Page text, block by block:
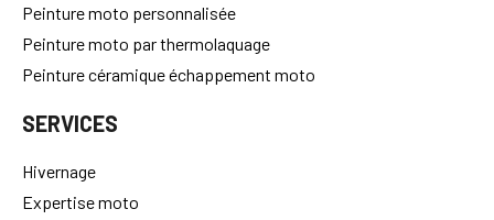
Peinture moto personnalisée
Peinture moto par thermolaquage
Peinture céramique échappement moto
SERVICES
Hivernage
Expertise moto